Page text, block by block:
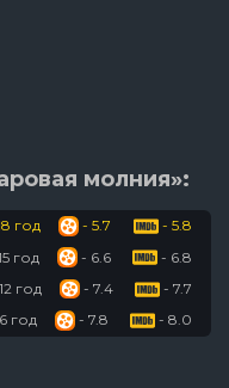
молния»:
год - 5.7
- 5.8
год - 6.6
- 6.8
год - 7.4
- 7.7
год - 7.8 - 8.0